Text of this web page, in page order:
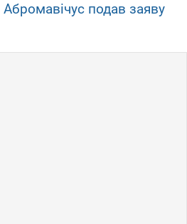
Абромавічус подав заяву